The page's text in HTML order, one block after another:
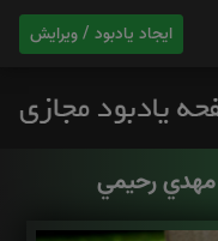
ایجاد یادبود / ویرایش
مهدي رحيمي